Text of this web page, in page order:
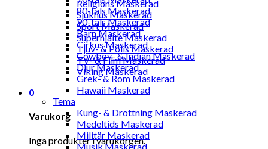
Religions Maskerad
Sjukhus Maskerad
Sport Maskerad
Superhjälte Maskerad
Tjuv- & Polis Maskerad
TV- & Film Maskerad
Viking Maskerad
0
Varukorg
Inga produkter i varukorgen.
80-tals Maskerad
90-tals Maskerad
Barn Maskerad
Cirkus Maskerad
Cowboy- & Indian Maskerad
Djur Maskerad
Grek- & Rom Maskerad
Hawaii Maskerad
Tema
Kung- & Drottning Maskerad
Medeltids Maskerad
Militär Maskerad
Musik Maskerad